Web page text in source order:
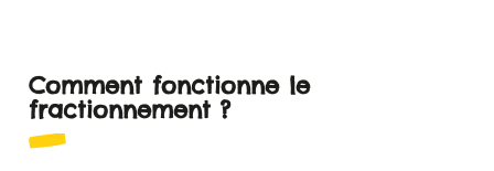
Comment fonctionne le
fractionnement ?